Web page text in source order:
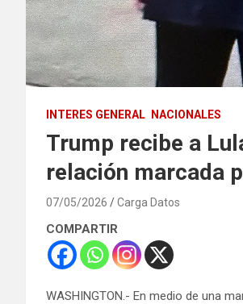
INTERES GENERAL NACIONALES
Trump recibe a
relación marcada
07/05/2026 Carga Datos
COMPARTIR
WASHINGTON.- En medio de una